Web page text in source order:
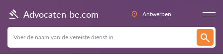
Advocaten-be.com Antwerpen
Terug